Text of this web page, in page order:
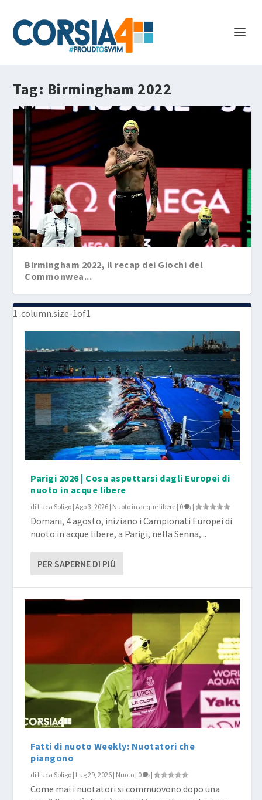
Tag: Birmingham 2022
Birmingham 2022, il recap dei Giochi del
Commonwea...
Parigi 2026 | Cosa aspettarsi dagli Europei di
nuoto in acque libere
di Luca Soligo |Ago 3, 2026 | Nuoto in acque libere | 0 |
Domani, 4 agosto, iniziano i Campionati Europei di
nuoto in acque libere, a Parigi, nella Senna,...
PER SAPERNE DI PIÙ
Fatti di nuoto Weekly: Nuotatori che
piangono
di Luca Soligo | Lug 29, 2026 | Nuoto | 0 |
Come mai i nuotatori si commuovono dopo una